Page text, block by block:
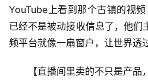
YouTube上看到那个古镇的视
已经不是被动接收信息了，他们
频平台就像一扇窗户，让世界透
【直播间里卖的不只是产品